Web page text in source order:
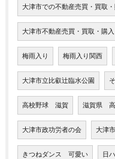
大津市での不動産売買・買取
大津市不動産売買・買取・購入
梅雨入り 梅雨入り関西
大津市立比叡辻臨水公園
高校野球 滋賀 滋賀県
大津市政功労者の会 大津
きつねダンス 可愛い 日